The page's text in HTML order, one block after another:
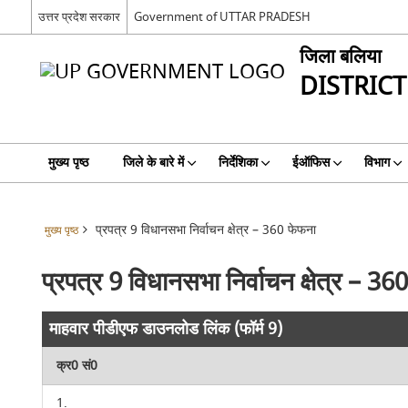
उत्तर प्रदेश सरकार Government of UTTAR PRADESH
जिला बलिया
मुख्य पृष्ठ जिले के बारे में निर्देशिका ईऑफिस विभाग
मुख्य पृष्ठ प्रपत्र 9 विधानसभा निर्वाचन क्षेत्र – 360 फेफना
प्रपत्र 9 विधानसभा निर्वाचन क्षेत्र –
माहवार पीडीएफ डाउनलोड लिंक (फॉर्म 9)
क्र0 सं0
1.